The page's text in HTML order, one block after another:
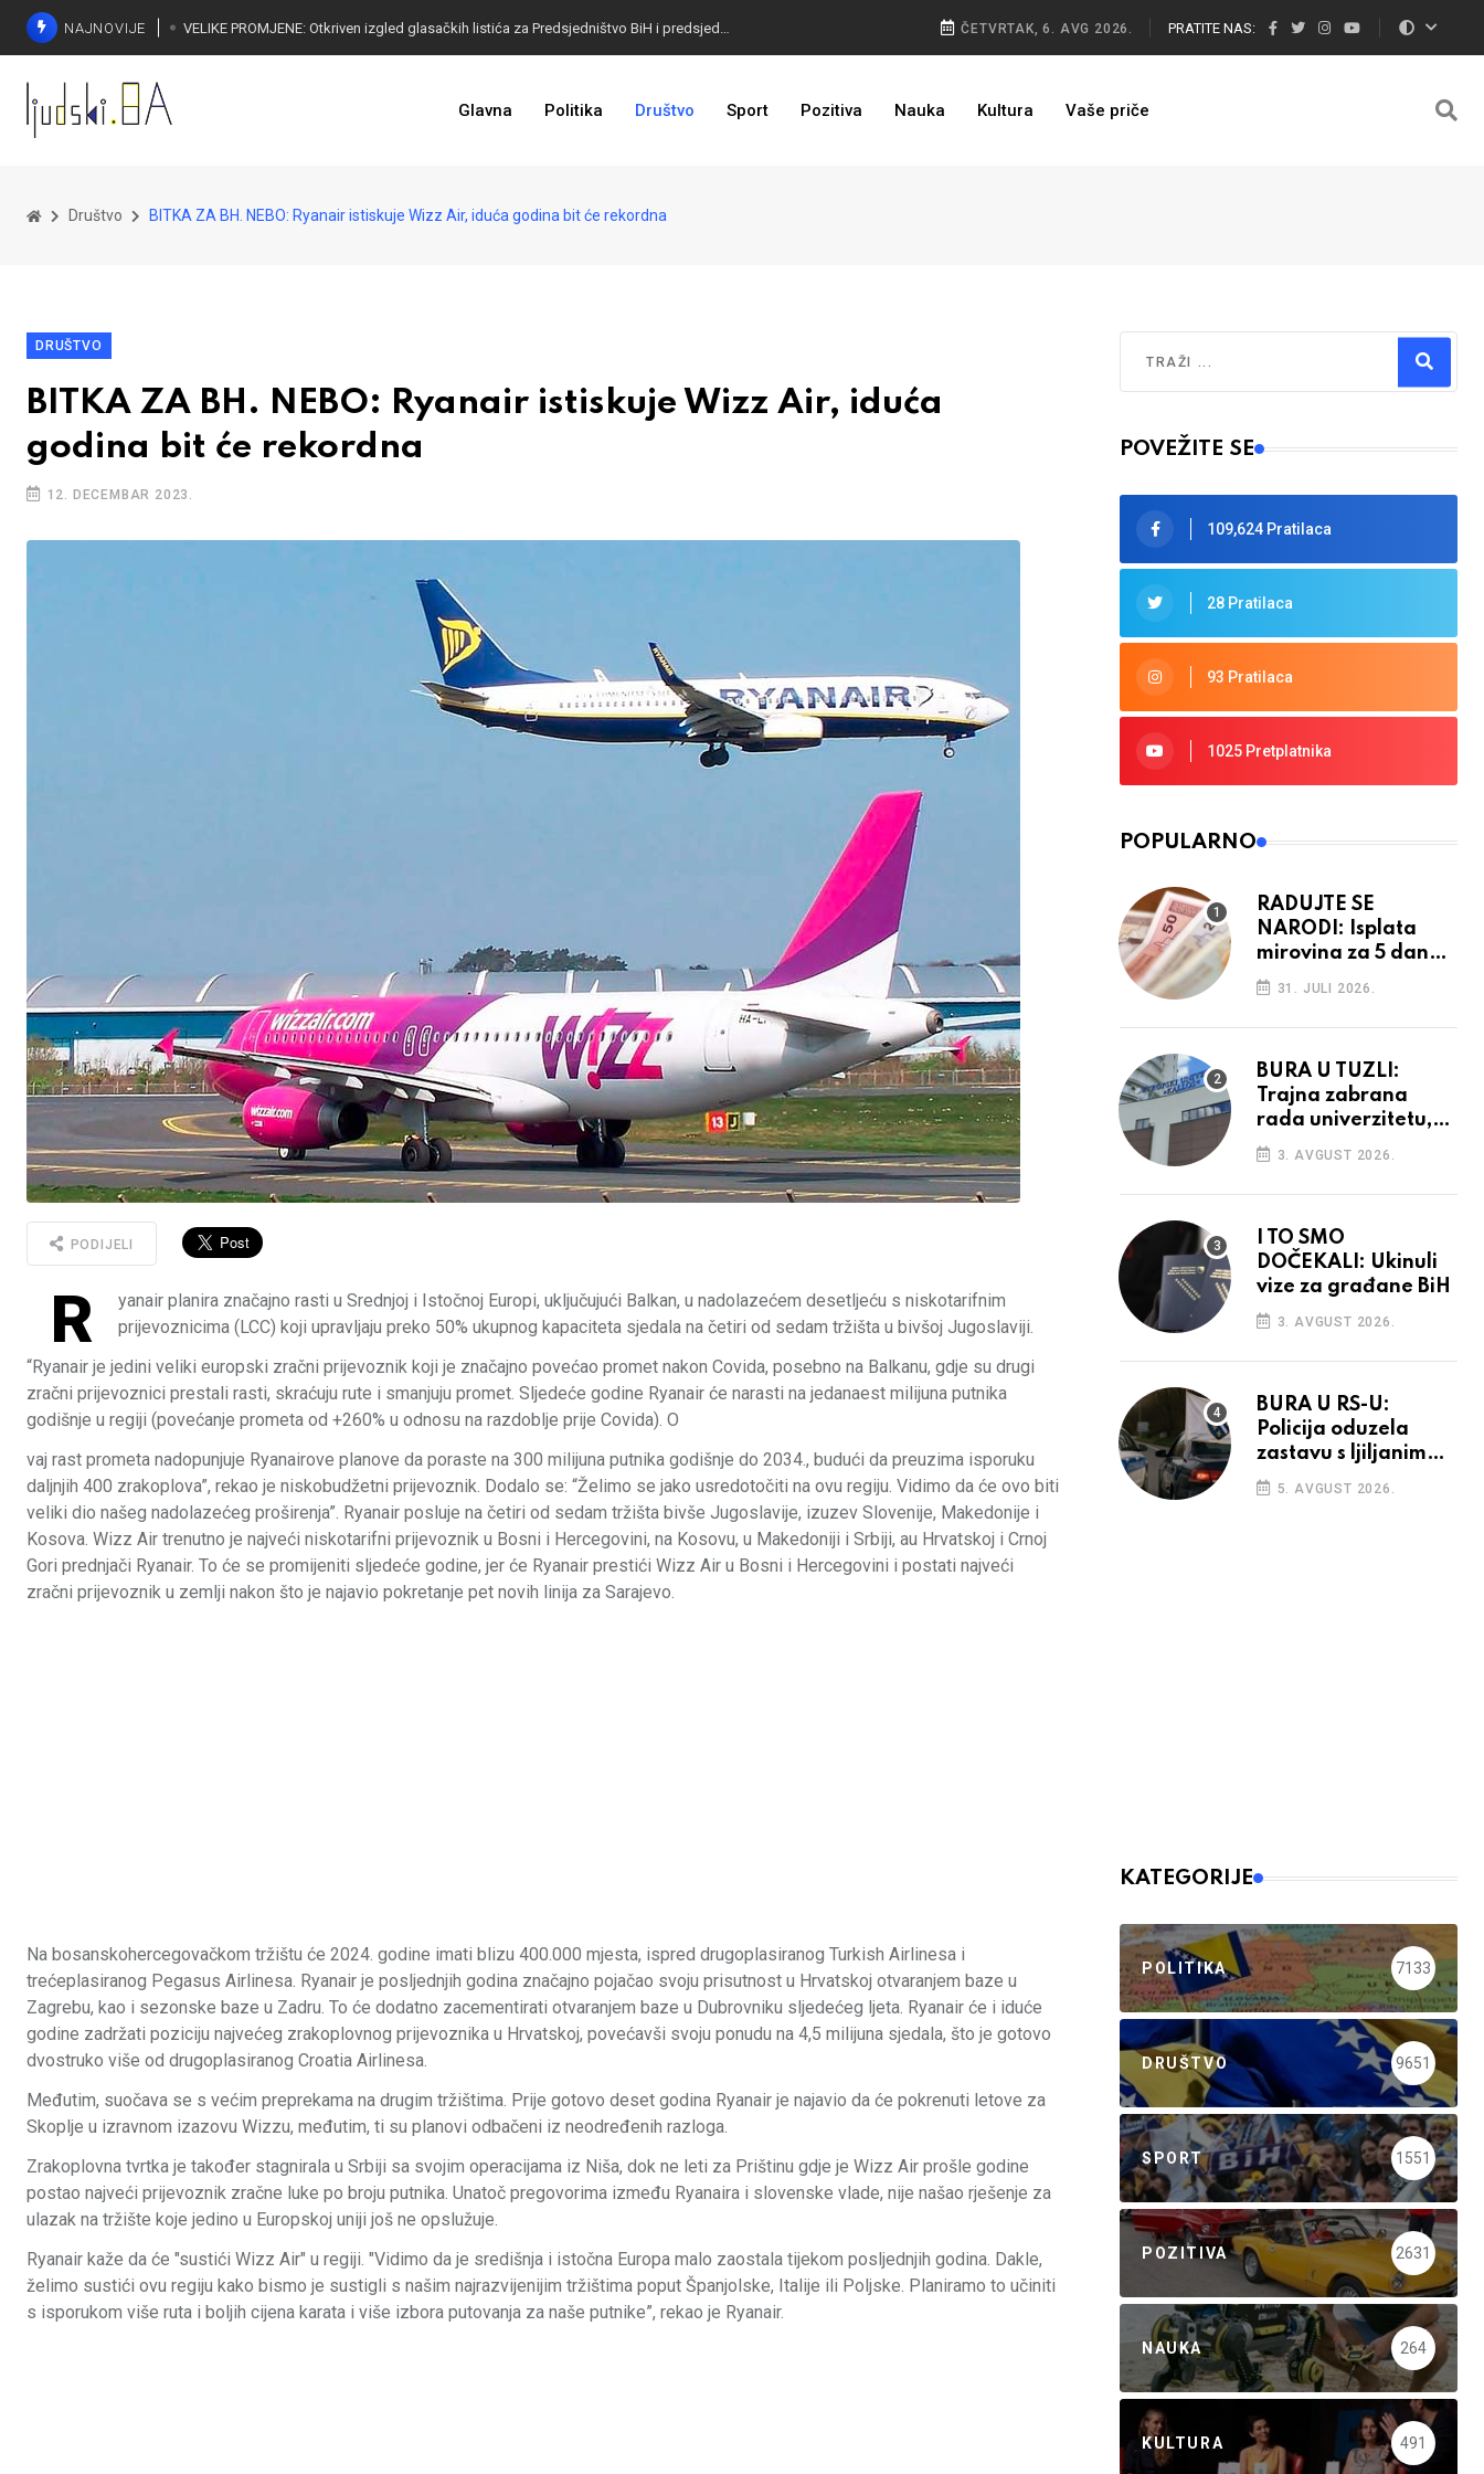
NAJNOVIJE
NA VISINI ZADATKA: EUFOR izveo združenu vježbu kod Foče, detalji poznati
ČETVRTAK, 6. AVG 2026. PRATITE NAS:
Glavna Politika Društvo Sport Pozitiva Nauka Kultura Vaše priče
Društvo BITKA ZA BH. NEBO: Ryanair istiskuje Wizz Air, iduća godina bit će rekordna
DRUŠTVO
BITKA ZA BH. NEBO: Ryanair istiskuje Wizz Air, iduća
godina bit će rekordna
12. DECEMBAR 2023.
PODIJELI
R
yanair planira značajno rasti u Srednjoj i Istočnoj Europi, uključujući Balkan, u nadolazećem desetljeću s niskotarifnim
prijevoznicima (LCC) koji upravljaju preko 50% ukupnog kapaciteta sjedala na četiri od sedam tržišta u bivšoj Jugoslaviji.
“Ryanair je jedini veliki europski zračni prijevoznik koji je značajno povećao promet nakon Covida, posebno na Balkanu, gdje su drugi
zračni prijevoznici prestali rasti, skraćuju rute i smanjuju promet. Sljedeće godine Ryanair će narasti na jedanaest milijuna putnika
godišnje u regiji (povećanje prometa od +260% u odnosu na razdoblje prije Covida). O
vaj rast prometa nadopunjuje Ryanairove planove da poraste na 300 milijuna putnika godišnje do 2034., budući da preuzima isporuku
daljnjih 400 zrakoplova”, rekao je niskobudžetni prijevoznik. Dodalo se: “Želimo se jako usredotočiti na ovu regiju. Vidimo da će ovo biti
veliki dio našeg nadolazećeg proširenja”. Ryanair posluje na četiri od sedam tržišta bivše Jugoslavije, izuzev Slovenije, Makedonije i
Kosova. Wizz Air trenutno je najveći niskotarifni prijevoznik u Bosni i Hercegovini, na Kosovu, u Makedoniji i Srbiji, au Hrvatskoj i Crnoj
Gori prednjači Ryanair. To će se promijeniti sljedeće godine, jer će Ryanair prestići Wizz Air u Bosni i Hercegovini i postati najveći
zračni prijevoznik u zemlji nakon što je najavio pokretanje pet novih linija za Sarajevo.
Na bosanskohercegovačkom tržištu će 2024. godine imati blizu 400.000 mjesta, ispred drugoplasiranog Turkish Airlinesa i
trećeplasiranog Pegasus Airlinesa. Ryanair je posljednjih godina značajno pojačao svoju prisutnost u Hrvatskoj otvaranjem baze u
Zagrebu, kao i sezonske baze u Zadru. To će dodatno zacementirati otvaranjem baze u Dubrovniku sljedećeg ljeta. Ryanair će i iduće
godine zadržati poziciju najvećeg zrakoplovnog prijevoznika u Hrvatskoj, povećavši svoju ponudu na 4,5 milijuna sjedala, što je gotovo
dvostruko više od drugoplasiranog Croatia Airlinesa.
Međutim, suočava se s većim preprekama na drugim tržištima. Prije gotovo deset godina Ryanair je najavio da će pokrenuti letove za
Skoplje u izravnom izazovu Wizzu, međutim, ti su planovi odbačeni iz neodređenih razloga.
Zrakoplovna tvrtka je također stagnirala u Srbiji sa svojim operacijama iz Niša, dok ne leti za Prištinu gdje je Wizz Air prošle godine
postao najveći prijevoznik zračne luke po broju putnika. Unatoč pregovorima između Ryanaira i slovenske vlade, nije našao rješenje za
ulazak na tržište koje jedino u Europskoj uniji još ne opslužuje.
Ryanair kaže da će "sustići Wizz Air" u regiji. "Vidimo da je središnja i istočna Europa malo zaostala tijekom posljednjih godina. Dakle,
želimo sustići ovu regiju kako bismo je sustigli s našim najrazvijenijim tržištima poput Španjolske, Italije ili Poljske. Planiramo to učiniti
s isporukom više ruta i boljih cijena karata i više izbora putovanja za naše putnike”, rekao je Ryanair.
Type 2 or more characters for results.
POVEŽITE SE
109,624 Pratilaca
28 Pratilaca
93 Pratilaca
1025 Pretplatnika
POPULARNO
RADUJTE SE
NARODI: Isplata
mirovina za 5 dana,
retroaktivna
povećanja
31. JULI 2026.
BURA U TUZLI:
Trajna zabrana
rada univerzitetu,
provedba sudskih
odluka
3. AVGUST 2026.
I TO SMO
DOČEKALI: Ukinuli
vize za građane BiH
3. AVGUST 2026.
BURA U RS-U:
Policija oduzela
zastavu s ljiljanima,
uručila prekršajni
nalog
5. AVGUST 2026.
KATEGORIJE
POLITIKA 7133
DRUŠTVO 9651
SPORT 1551
POZITIVA 2631
NAUKA 264
KULTURA 491